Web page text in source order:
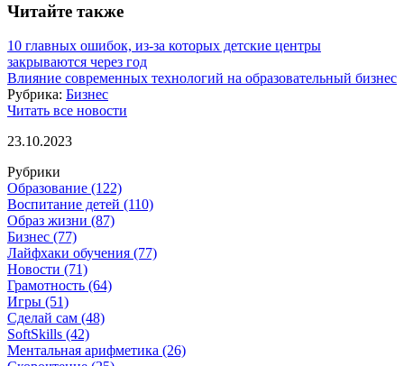
Читайте также
10 главных ошибок, из-за которых детские центры
закрываются через год
Влияние современных технологий на образовательный бизнес
Рубрика: Бизнес
Читать все новости
23.10.2023
Рубрики
Образование (122)
Воспитание детей (110)
Образ жизни (87)
Бизнес (77)
Лайфхаки обучения (77)
Новости (71)
Грамотность (64)
Игры (51)
Сделай сам (48)
SoftSkills (42)
Ментальная арифметика (26)